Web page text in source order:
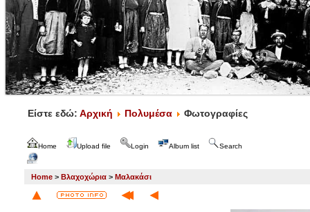
Είστε εδώ: Αρχική Πολυμέσα Φωτογραφίες
Home Upload file Login Album list Search
Home > Βλαχοχώρια > Μαλακάσι